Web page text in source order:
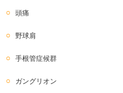
頭痛
野球肩
手根管症候群
ガングリオン